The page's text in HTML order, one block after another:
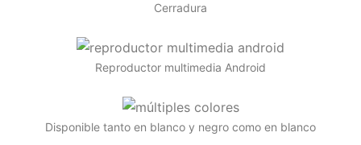
Cerradura
Reproductor multimedia Android
Disponible tanto en blanco y negro como en blanco